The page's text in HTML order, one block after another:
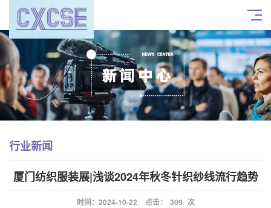
行业新闻
厦门纺织服装展|浅谈2024年秋冬针织纱线流行趋势
时间：2024-10-22 点击： 309 次